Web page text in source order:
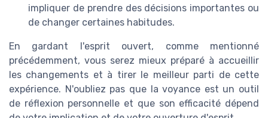
impliquer de prendre des décisions importantes ou
de changer certaines habitudes.
En gardant l'esprit ouvert, comme mentionné
précédemment, vous serez mieux préparé à accueillir
les changements et à tirer le meilleur parti de cette
expérience. N'oubliez pas que la voyance est un outil
de réflexion personnelle et que son efficacité dépend